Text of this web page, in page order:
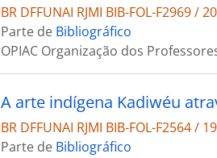
BR DFFUNAI RJMI BIB-FOL-F2969 /
Parte de Bibliográfico
OPIAC Organização dos
A arte indígena Kadiwéu
BR DFFUNAI RJMI BIB-FOL-F2564 /
Parte de Bibliográfico